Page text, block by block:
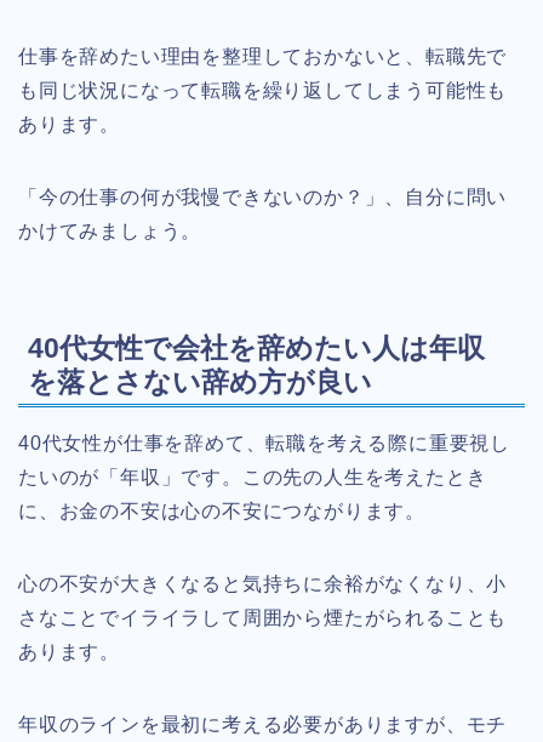
仕事を辞めたい理由を整理しておかないと、転職先で
も同じ状況になって転職を繰り返してしまう可能性も
あります。
「今の仕事の何が我慢できないのか？」、自分に問い
かけてみましょう。
40代女性で会社を辞めたい人は年収
を落とさない辞め方が良い
40代女性が仕事を辞めて、転職を考える際に重要視し
たいのが「年収」です。この先の人生を考えたとき
に、お金の不安は心の不安につながります。
心の不安が大きくなると気持ちに余裕がなくなり、小
さなことでイライラして周囲から煙たがられることも
あります。
年収のラインを最初に考える必要がありますが、モチ